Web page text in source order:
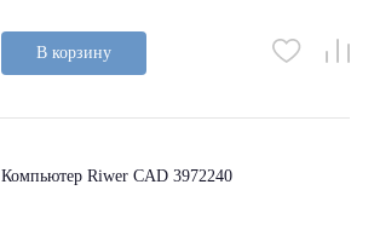
В корзину
Компьютер Riwer CAD 3972240